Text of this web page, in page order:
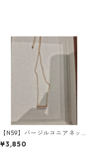
【N59】バージルコニアネック
レス
¥3,850